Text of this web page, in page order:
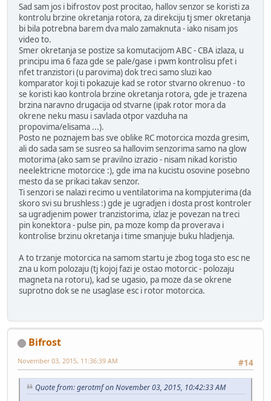
Sad sam jos i bifrostov post procitao, hallov senzor se koristi za
kontrolu brzine okretanja rotora, za direkciju tj smer okretanja
bi bila potrebna barem dva malo zamaknuta - iako nisam jos
video to.
Smer okretanja se postize sa komutacijom ABC - CBA izlaza, u
principu ima 6 faza gde se pale/gase i pwm kontrolisu pfet i
nfet tranzistori (u parovima) dok treci samo sluzi kao
komparator koji ti pokazuje kad se rotor stvarno okrenuo - to
se koristi kao kontrola brzine okretanja rotora, gde je trazena
brzina naravno drugacija od stvarne (ipak rotor mora da
okrene neku masu i savlada otpor vazduha na
propovima/elisama ...).
Posto ne poznajem bas sve oblike RC motorcica mozda gresim,
ali do sada sam se susreo sa hallovim senzorima samo na glow
motorima (ako sam se pravilno izrazio - nisam nikad koristio
neelektricne motorcice :), gde ima na kucistu osovine posebno
mesto da se prikaci takav senzor.
Ti senzori se nalazi recimo u ventilatorima na kompjuterima (da
skoro svi su brushless :) gde je ugradjen i dosta prost kontroler
sa ugradjenim power tranzistorima, izlaz je povezan na treci
pin konektora - pulse pin, pa moze komp da proverava i
kontrolise brzinu okretanja i time smanjuje buku hladjenja.
A to trzanje motorcica na samom startu je zbog toga sto esc ne
zna u kom polozaju (tj kojoj fazi je ostao motorcic - polozaju
magneta na rotoru), kad se ugasio, pa moze da se okrene
suprotno dok se ne usaglase esc i rotor motorcica.
Bifrost
#14
November 03, 2015, 11:36:39 AM
Quote from: gerotmf on November 03, 2015, 10:42:33 AM